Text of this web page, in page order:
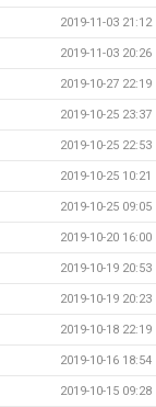
2019-11-03 21:12
2019-11-03 20:26
2019-10-27 22:19
2019-10-25 23:37
2019-10-25 22:53
2019-10-25 10:21
2019-10-25 09:05
2019-10-20 16:00
2019-10-19 20:53
2019-10-19 20:23
2019-10-18 22:19
2019-10-16 18:54
2019-10-15 09:28